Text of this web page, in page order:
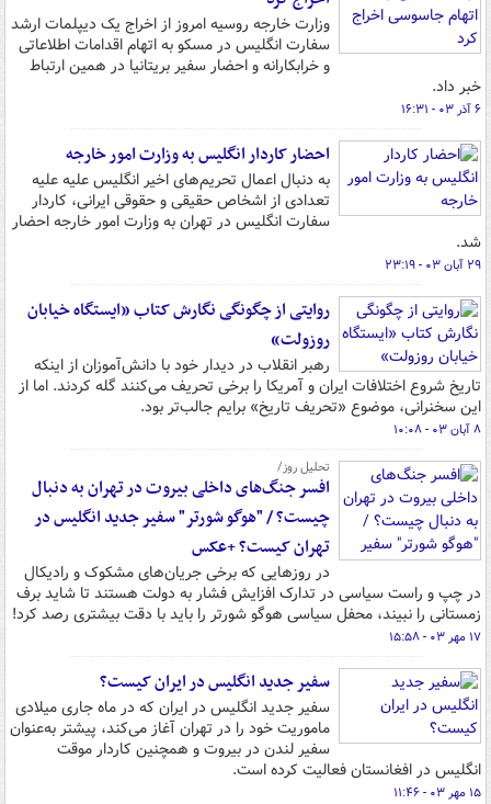
وزارت خارجه روسیه امروز از اخراج یک دیپلمات ارشد
سفارت انگلیس در مسکو به اتهام اقدامات اطلاعاتی
و خرابکارانه و احضار سفیر بریتانیا در همین ارتباط
خبر داد.
۶ آذر ۰۳ - ۱۶:۳۱
احضار کاردار انگلیس به وزارت امور خارجه
به دنبال اعمال تحریم‌های اخیر انگلیس علیه علیه
تعدادی از اشخاص حقیقی و حقوقی ایرانی، کاردار
سفارت انگلیس در تهران به وزارت امور خارجه احضار
شد.
۲۹ آبان ۰۳ - ۲۳:۱۹
روایتی از چگونگی نگارش کتاب «ایستگاه خیابان
روزولت»
رهبر انقلاب در دیدار خود با دانش‌آموزان از اینکه
تاریخ شروع اختلافات ایران و آمریکا را برخی تحریف می‌کنند گله کردند. اما از
این سخنرانی، موضوع «تحریف تاریخ» برایم جالب‌تر بود.
۸ آبان ۰۳ - ۱۰:۰۸
تحلیل روز/
افسر جنگ‌های داخلی بیروت در تهران به دنبال
چیست؟ / "هوگو شورتر" سفیر جدید انگلیس در
تهران کیست؟ +عکس
در روزهایی که برخی جریان‌های مشکوک و رادیکال
در چپ و راست سیاسی در تدارک افزایش فشار به دولت هستند تا شاید برف
زمستانی را نبیند، محفل سیاسی هوگو شورتر را باید با دقت بیشتری رصد کرد!
۱۷ مهر ۰۳ - ۱۵:۵۸
سفیر جدید انگلیس در ایران کیست؟
سفیر جدید انگلیس در ایران که در ماه جاری میلادی
ماموریت خود را در تهران آغاز می‌کند، پیشتر به‌عنوان
سفیر لندن در بیروت و همچنین کاردار موقت
انگلیس در افغانستان فعالیت کرده است.
۱۵ مهر ۰۳ - ۱۱:۴۶